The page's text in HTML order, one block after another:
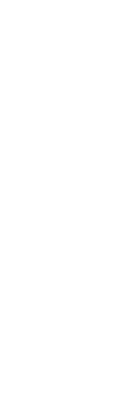
de cuidados